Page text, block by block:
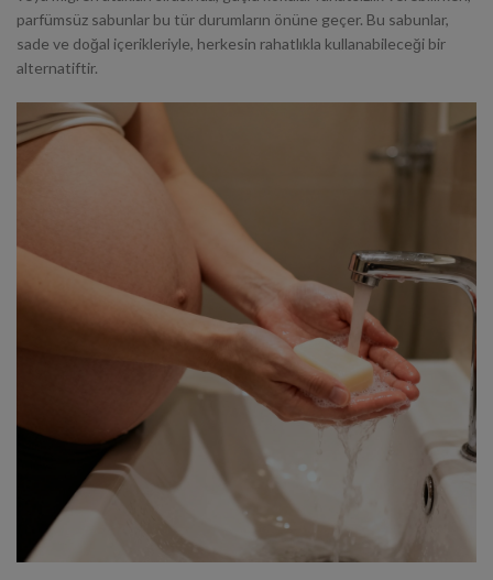
parfümsüz sabunlar bu tür durumların önüne geçer. Bu sabunlar,
sade ve doğal içerikleriyle, herkesin rahatlıkla kullanabileceği bir
alternatiftir.